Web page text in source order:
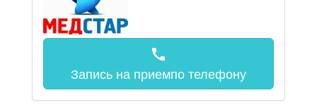
call
Запись на приемпо телефону